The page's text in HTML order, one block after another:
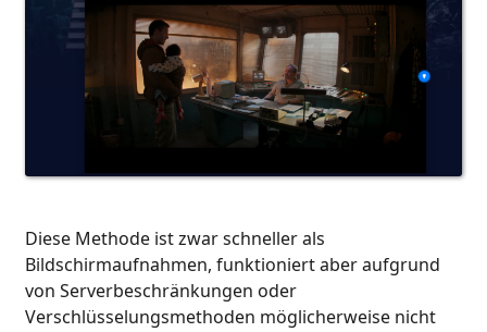
Diese Methode ist zwar schneller als
Bildschirmaufnahmen, funktioniert aber aufgrund
von Serverbeschränkungen oder
Verschlüsselungsmethoden möglicherweise nicht